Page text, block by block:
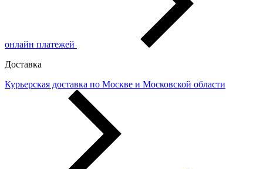
онлайн платежей
Доставка
Курьерская доставка по Москве и Московской области